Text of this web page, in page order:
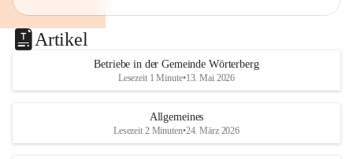
Artikel
Betriebe in der Gemeinde Wörterberg
Lesezeit 1 Minute•13. Mai 2026
Allgemeines
Lesezeit 2 Minuten•24. März 2026